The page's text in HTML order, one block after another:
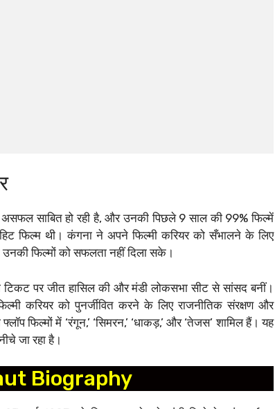
असफल साबित हो रही है, और उनकी पिछले 9 साल की 99% फिल्में
फिल्म थी। कंगना ने अपने फिल्मी करियर को सँभालने के लिए
उनकी फिल्मों को सफलता नहीं दिला सके।
टिकट पर जीत हासिल की और मंडी लोकसभा सीट से सांसद बनीं।
करियर को पुनर्जीवित करने के लिए राजनीतिक संरक्षण और
फिल्मों में ‘रंगून,’ ‘सिमरन,’ ‘धाकड़,’ और ‘तेजस’ शामिल हैं। यह
जा रहा है।
Biography